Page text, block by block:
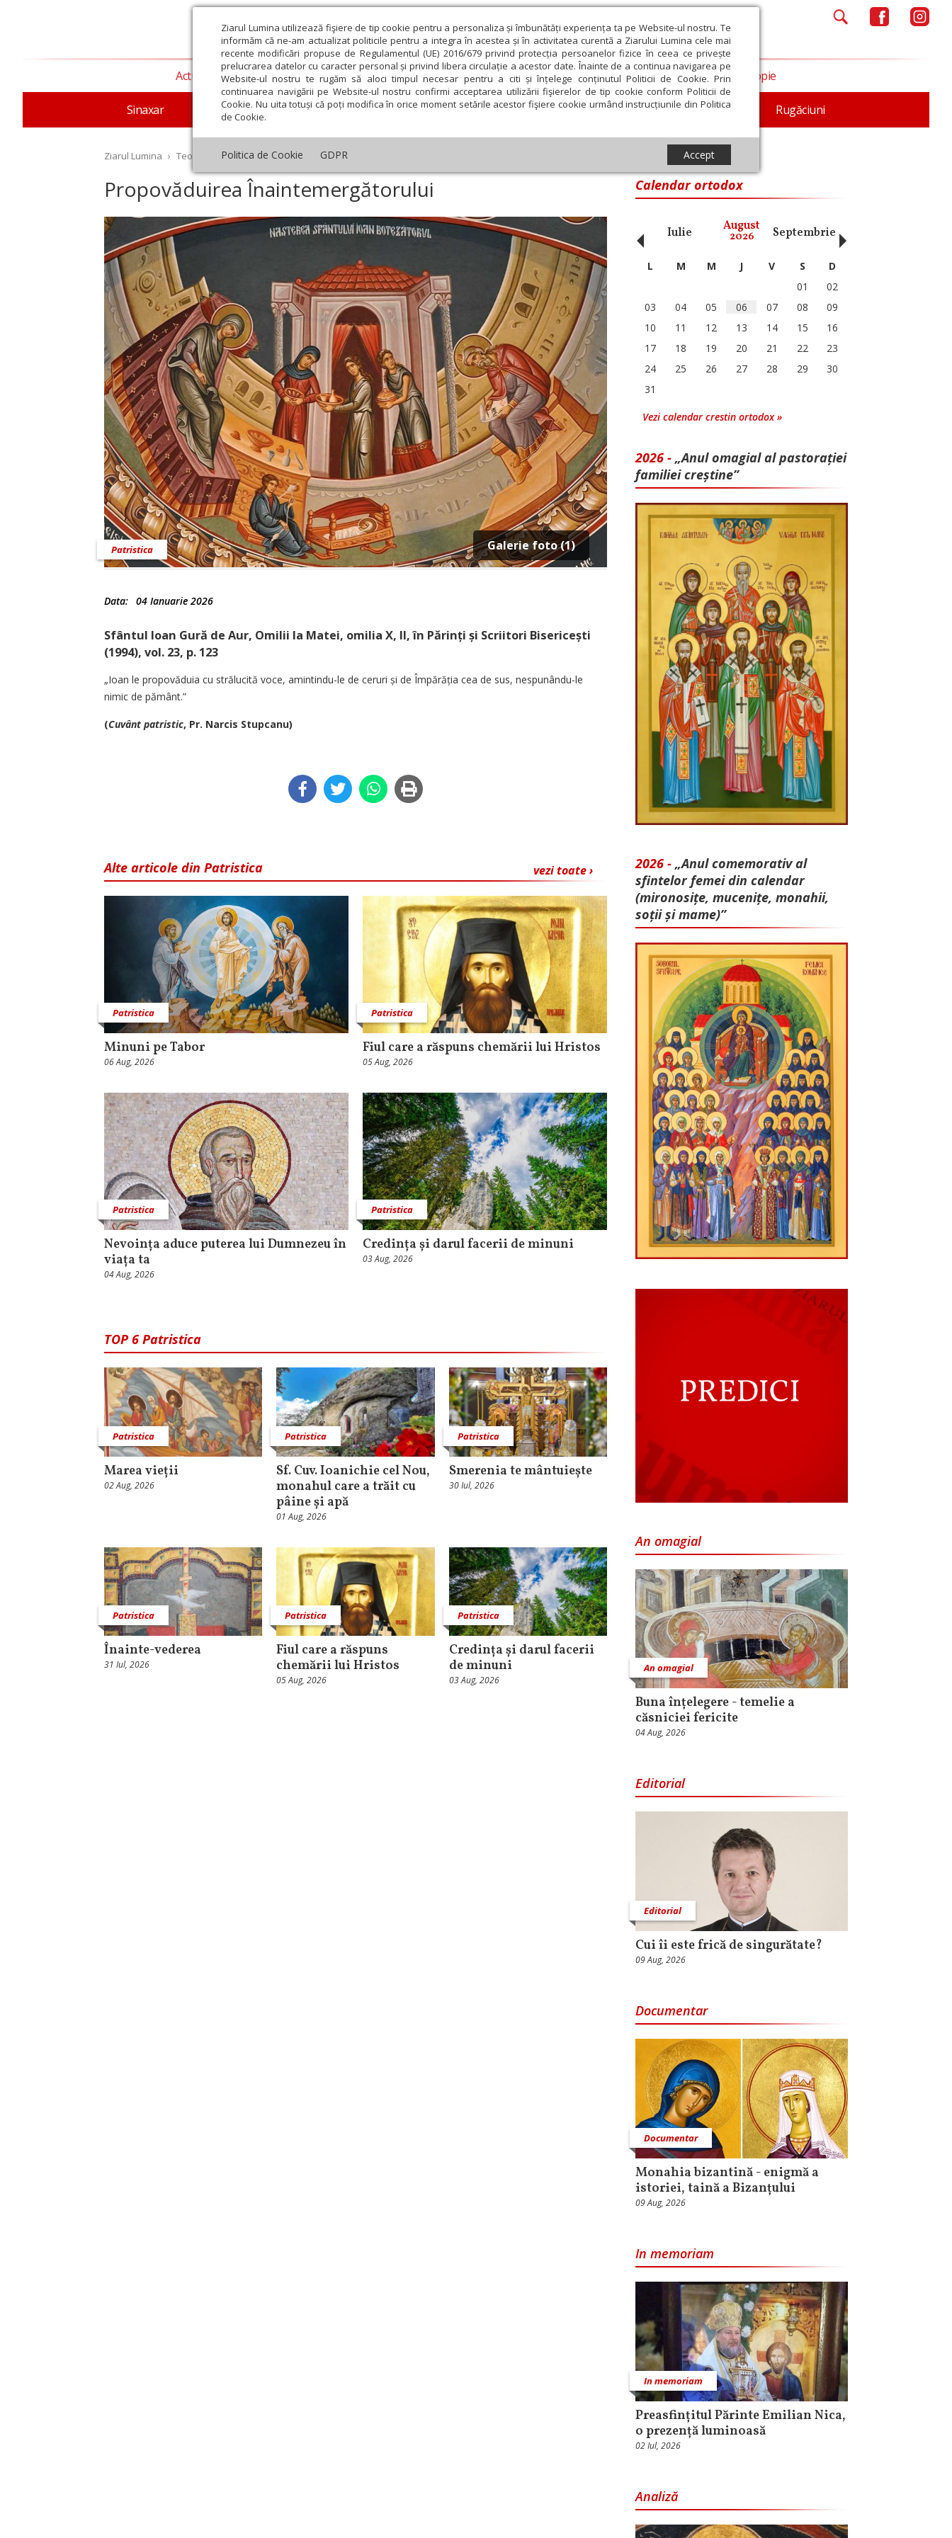
Ziarul Lumina utilizează fişiere de tip cookie pentru a personaliza și îmbunătăți experiența ta pe Website-ul nostru. Te
informăm că ne-am actualizat politicile pentru a integra în acestea și în activitatea curentă a Ziarului Lumina cele mai
recente modificări propuse de Regulamentul (UE) 2016/679 privind protecția persoanelor fizice în ceea ce privește
prelucrarea datelor cu caracter personal și privind libera circulație a acestor date. Înainte de a continua navigarea pe
Website-ul nostru te rugăm să aloci timpul necesar pentru a citi și înțelege conținutul Politicii de Cookie. Prin
continuarea navigării pe Website-ul nostru confirmi acceptarea utilizării fişierelor de tip cookie conform Politicii de
Cookie. Nu uita totuși că poți modifica în orice moment setările acestor fişiere cookie urmând instrucțiunile din Politica
de Cookie.
Politica de Cookie GDPR Accept
Actualitate religioasă Teologie și spiritualitate
Sinaxar Apostolul zilei Evanghelia zilei Evanghelia de Duminică Theologica Liturgica Patristica Rugăciuni
Educaţie și Cultură Societate Opinii Filantropie
Ziarul Lumina › Teologie și spiritualitate › Patristica › Propovăduirea Înaintemergătorului
Propovăduirea Înaintemergătorului
Galerie foto (1)
Patristica
Data: 04 Ianuarie 2026
Sfântul Ioan Gură de Aur, Omilii la Matei, omilia X, II, în Părinți și Scriitori Bisericești
(1994), vol. 23, p. 123
„Ioan le propovăduia cu strălucită voce, amintindu-le de ceruri și de Împărăția cea de sus, nespunându-le
nimic de pământ.”
(Cuvânt patristic, Pr. Narcis Stupcanu)
vezi toate ›
Alte articole din Patristica
Patristica
Minuni pe Tabor
06 Aug, 2026
Patristica
Fiul care a răspuns chemării lui Hristos
05 Aug, 2026
Patristica
Nevoința aduce puterea lui Dumnezeu în
viața ta
04 Aug, 2026
Patristica
Credința și darul facerii de minuni
03 Aug, 2026
TOP 6 Patristica
Patristica
Marea vieții
02 Aug, 2026
Patristica
Sf. Cuv. Ioanichie cel Nou,
monahul care a trăit cu
pâine și apă
01 Aug, 2026
Patristica
Smerenia te mântuiește
30 Iul, 2026
Patristica
Înainte-vederea
31 Iul, 2026
Patristica
Fiul care a răspuns
chemării lui Hristos
05 Aug, 2026
Patristica
Credința și darul facerii
de minuni
03 Aug, 2026
Calendar ortodox
Octombrie Noiembrie Decembrie Ianuarie Februarie Martie Aprilie Mai Iulie August
2026 Septembrie Octombrie
‹ L M M J V S
D
01
02
03
04 05 06 07 08
09
10
11 12 13 14 15
16
17
18 19 20 21 22
23
24
25 26 27 28 29
30
31
Vezi calendar crestin ortodox »
2026 - „Anul omagial al pastorației
familiei creștine”
2026 - „Anul comemorativ al
sfintelor femei din calendar
(mironosițe, mu­cenițe, monahii,
soții și mame)”
An omagial
An omagial
Buna înțelegere - temelie a
căsniciei fericite
04 Aug, 2026
Editorial
Editorial
Cui îi este frică de singurătate?
09 Aug, 2026
Documentar
Documentar
Monahia bizantină - enigmă a
istoriei, taină a Bizanțului
09 Aug, 2026
In memoriam
In memoriam
Preasfințitul Părinte Emilian Nica,
o prezență luminoasă
02 Iul, 2026
Analiză